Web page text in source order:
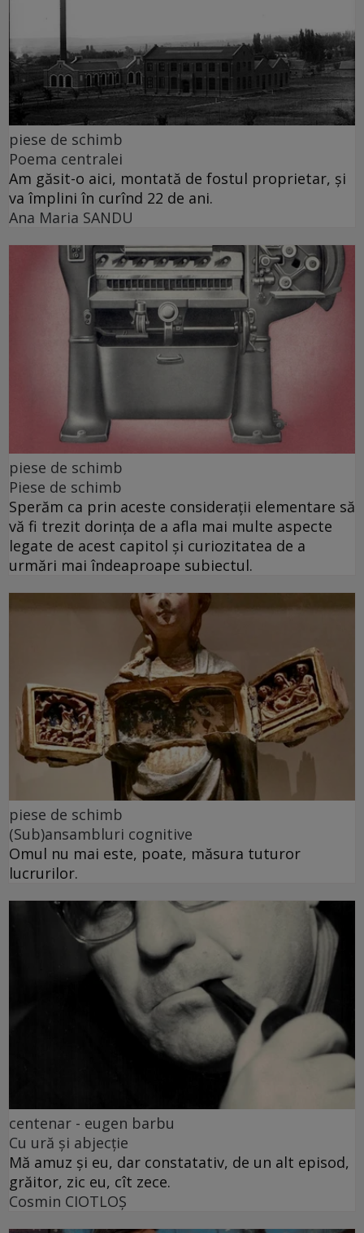
piese de schimb
Poema centralei
Am găsit-o aici, montată de fostul proprietar, și
va împlini în curînd 22 de ani.
Ana Maria SANDU
piese de schimb
Piese de schimb
Sperăm ca prin aceste considerații elementare să
vă fi trezit dorința de a afla mai multe aspecte
legate de acest capitol și curiozitatea de a
urmări mai îndeaproape subiectul.
piese de schimb
(Sub)ansambluri cognitive
Omul nu mai este, poate, măsura tuturor
lucrurilor.
centenar - eugen barbu
Cu ură și abjecție
Mă amuz și eu, dar constatativ, de un alt episod,
grăitor, zic eu, cît zece.
Cosmin CIOTLOŞ